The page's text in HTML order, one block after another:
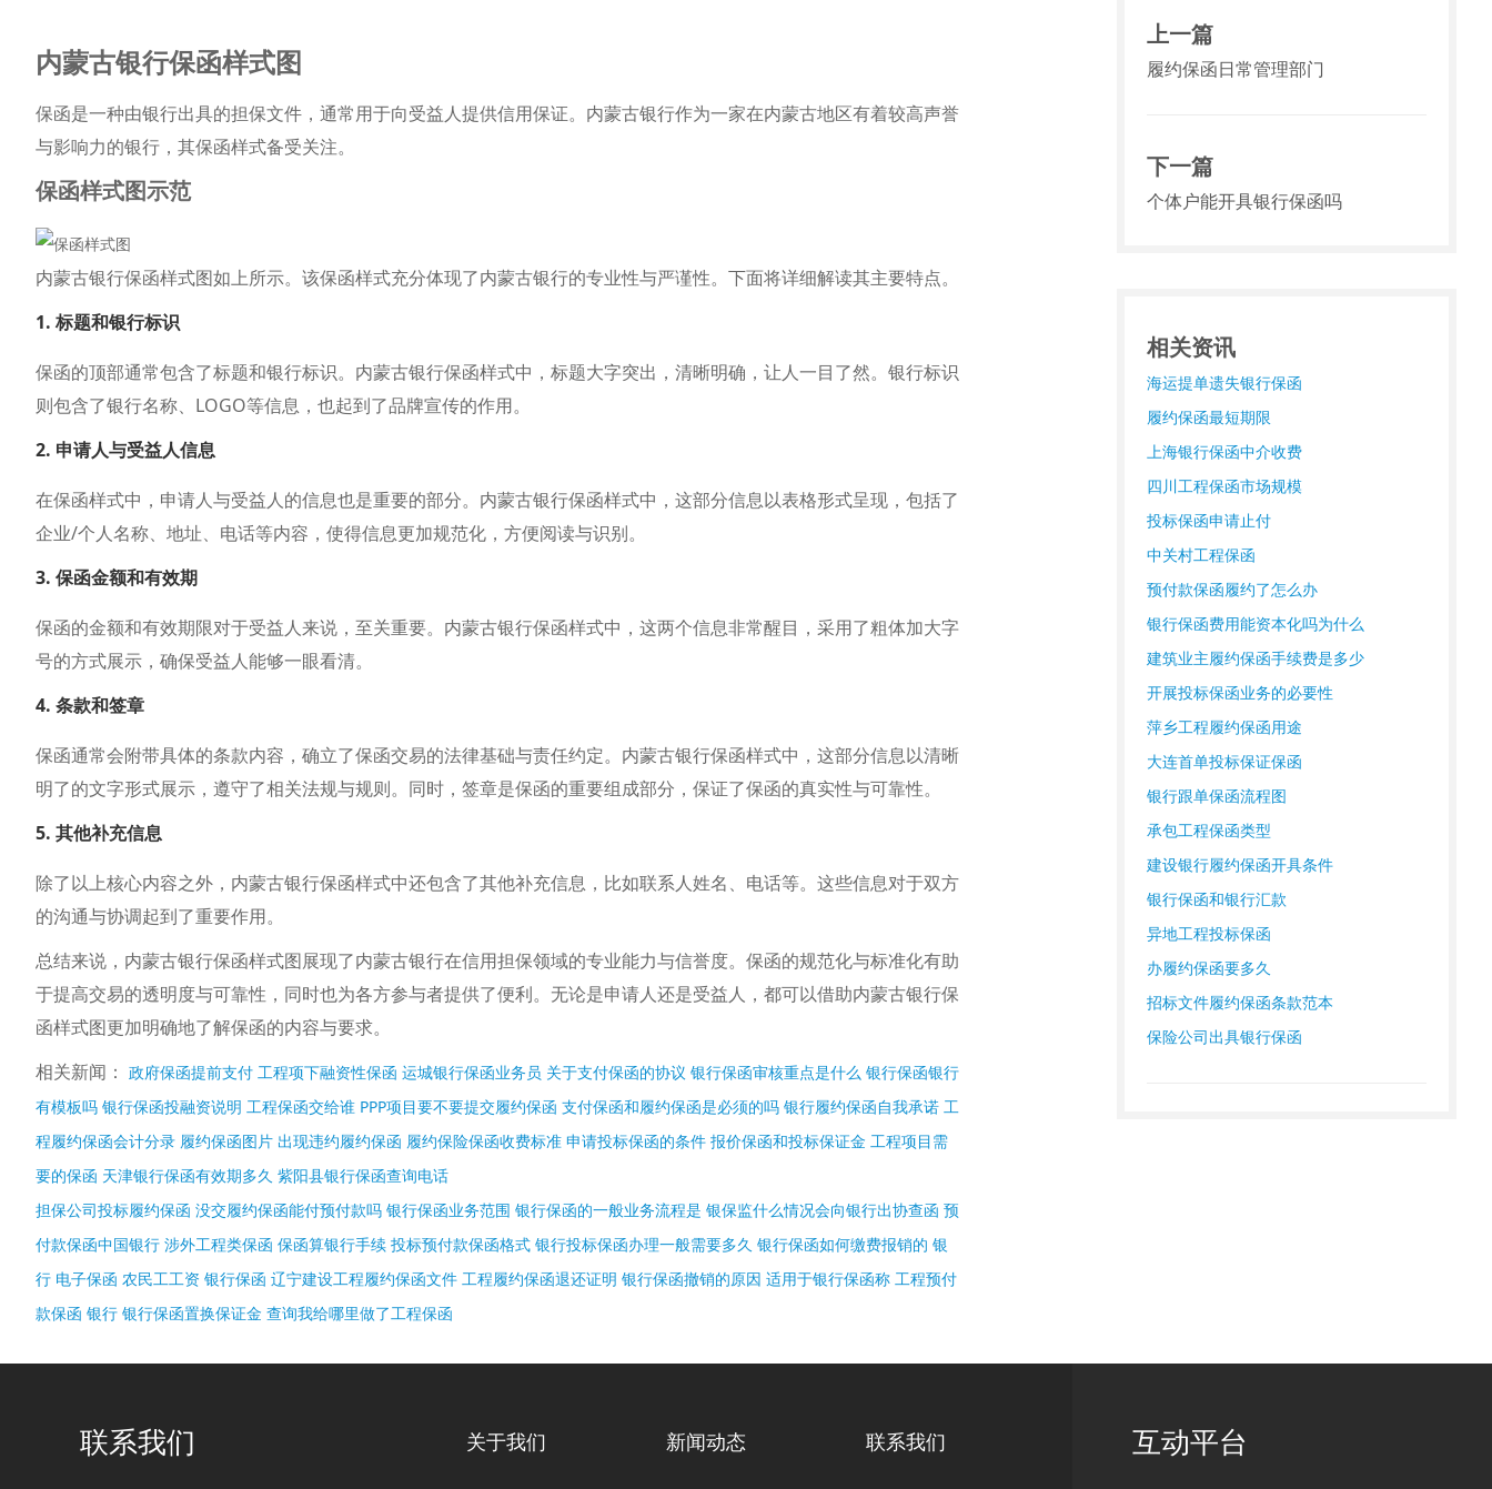
内蒙古银行保函样式图
保函是一种由银行出具的担保文件，通常用于向受益人提供信用保证。内蒙古银行作为一家在内蒙古地区有着较高声誉
与影响力的银行，其保函样式备受关注。
保函样式图示范
内蒙古银行保函样式图如上所示。该保函样式充分体现了内蒙古银行的专业性与严谨性。下面将详细解读其主要特点。
1. 标题和银行标识
保函的顶部通常包含了标题和银行标识。内蒙古银行保函样式中，标题大字突出，清晰明确，让人一目了然。银行标识
则包含了银行名称、LOGO等信息，也起到了品牌宣传的作用。
2. 申请人与受益人信息
在保函样式中，申请人与受益人的信息也是重要的部分。内蒙古银行保函样式中，这部分信息以表格形式呈现，包括了
企业/个人名称、地址、电话等内容，使得信息更加规范化，方便阅读与识别。
3. 保函金额和有效期
保函的金额和有效期限对于受益人来说，至关重要。内蒙古银行保函样式中，这两个信息非常醒目，采用了粗体加大字
号的方式展示，确保受益人能够一眼看清。
4. 条款和签章
保函通常会附带具体的条款内容，确立了保函交易的法律基础与责任约定。内蒙古银行保函样式中，这部分信息以清晰
明了的文字形式展示，遵守了相关法规与规则。同时，签章是保函的重要组成部分，保证了保函的真实性与可靠性。
5. 其他补充信息
除了以上核心内容之外，内蒙古银行保函样式中还包含了其他补充信息，比如联系人姓名、电话等。这些信息对于双方
的沟通与协调起到了重要作用。
总结来说，内蒙古银行保函样式图展现了内蒙古银行在信用担保领域的专业能力与信誉度。保函的规范化与标准化有助
于提高交易的透明度与可靠性，同时也为各方参与者提供了便利。无论是申请人还是受益人，都可以借助内蒙古银行保
函样式图更加明确地了解保函的内容与要求。
相关新闻： 政府保函提前支付 工程项下融资性保函 运城银行保函业务员 关于支付保函的协议 银行保函审核重点是什么 银行保函银行
有模板吗 银行保函投融资说明 工程保函交给谁 PPP项目要不要提交履约保函 支付保函和履约保函是必须的吗 银行履约保函自我承诺 工
程履约保函会计分录 履约保函图片 出现违约履约保函 履约保险保函收费标准 申请投标保函的条件 报价保函和投标保证金 工程项目需
要的保函 天津银行保函有效期多久 紫阳县银行保函查询电话
担保公司投标履约保函 没交履约保函能付预付款吗 银行保函业务范围 银行保函的一般业务流程是 银保监什么情况会向银行出协查函 预
付款保函中国银行 涉外工程类保函 保函算银行手续 投标预付款保函格式 银行投标保函办理一般需要多久 银行保函如何缴费报销的 银
行 电子保函 农民工工资 银行保函 辽宁建设工程履约保函文件 工程履约保函退还证明 银行保函撤销的原因 适用于银行保函称 工程预付
款保函 银行 银行保函置换保证金 查询我给哪里做了工程保函
上一篇
履约保函日常管理部门
下一篇
个体户能开具银行保函吗
相关资讯
海运提单遗失银行保函
履约保函最短期限
上海银行保函中介收费
四川工程保函市场规模
投标保函申请止付
中关村工程保函
预付款保函履约了怎么办
银行保函费用能资本化吗为什么
建筑业主履约保函手续费是多少
开展投标保函业务的必要性
萍乡工程履约保函用途
大连首单投标保证保函
银行跟单保函流程图
承包工程保函类型
建设银行履约保函开具条件
银行保函和银行汇款
异地工程投标保函
办履约保函要多久
招标文件履约保函条款范本
保险公司出具银行保函
联系我们 关于我们 新闻动态 联系我们 互动平台